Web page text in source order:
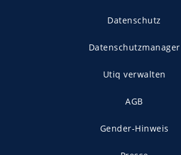
Datenschutz
Datenschutzmanager
Utiq verwalten
AGB
Gender-Hinweis